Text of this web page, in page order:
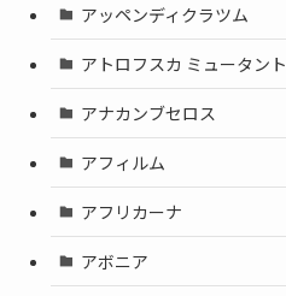
アッペンディクラツム
アトロフスカ ミュータント
アナカンブセロス
アフィルム
アフリカーナ
アボニア